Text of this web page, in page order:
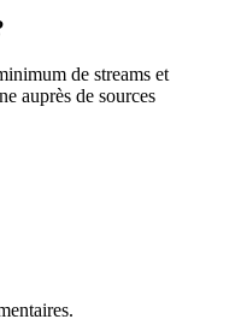
de streams et
auprès de sources